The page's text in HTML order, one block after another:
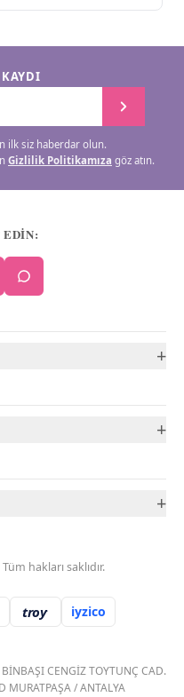
ilk siz haberdar olun.
Gizlilik Politikamıza göz atın.
+
+
+
Tüm hakları saklıdır.
troy. iyzico
CENGİZ TOYTUNÇ CAD.
MURATPAŞA / ANTALYA